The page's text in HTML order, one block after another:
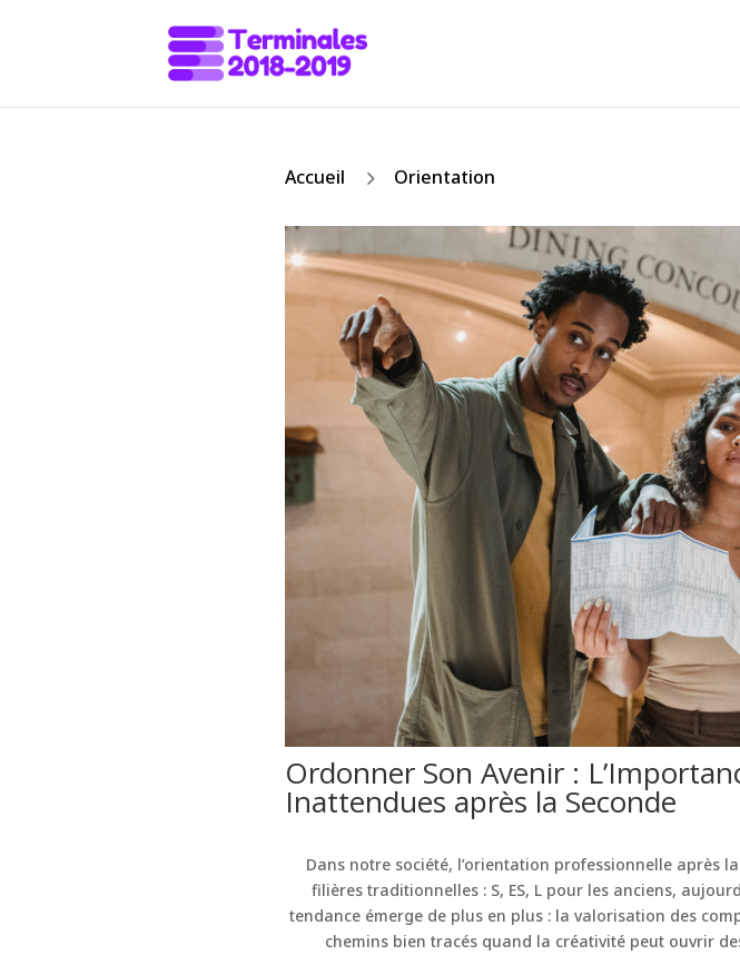
Accueil 5 Orientation
Ordonner Son Avenir :
Inattendues après la Seconde
Dans notre société, l’orientation professionnelle après
filières traditionnelles : S, ES, L pour les anciens,
tendance émerge de plus en plus : la valorisation des
chemins bien tracés quand la créativité peut ouvrir